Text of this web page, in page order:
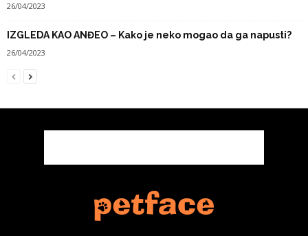
26/04/2023
IZGLEDA KAO ANĐEO – Kako je neko mogao da ga napusti?
26/04/2023